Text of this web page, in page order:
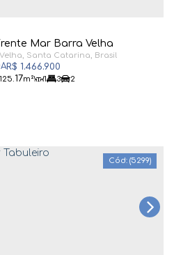
Mar Barra Velha
R$ 1.466.900
, Santa Catarina, Brasil
125 .17m² 1 3 2
(5299)